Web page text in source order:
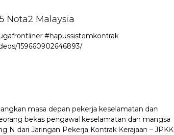
Nota2 Malaysia
#hapussistemkontrak
159660902646893/
masa depan pekerja keselamatan dan
bekas pengawal keselamatan dan mangsa
dari Jaringan Pekerja Kontrak Kerajaan – JPKK